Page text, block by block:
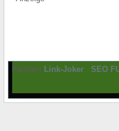
Partner: Link-Joker - SEO